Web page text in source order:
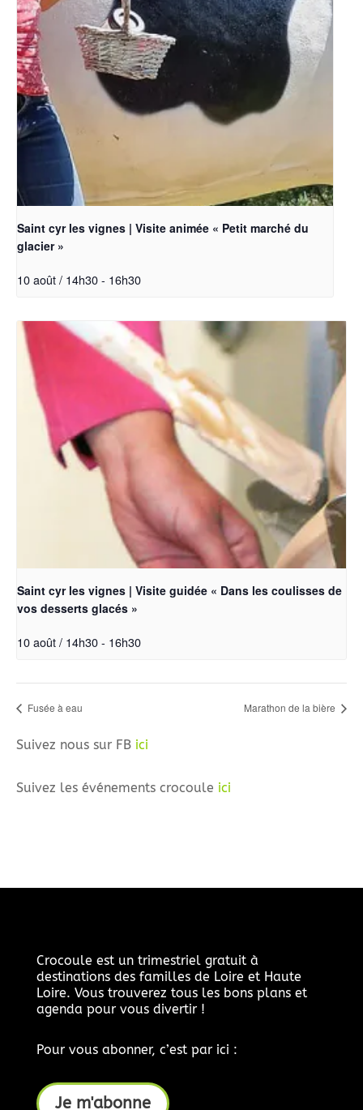
Saint cyr les vignes | Visite animée « Petit marché du
glacier »
10 août / 14h30- 16h30
Saint cyr les vignes | Visite guidée « Dans les coulisses de
vos desserts glacés »
10 août / 14h30- 16h30
Fusée à eau Marathon de la bière
Suivez nous sur FB ici
Suivez les événements crocoule ici
Crocoule est un trimestriel gratuit à
destinations des familles de Loire et Haute
Loire. Vous trouverez tous les bons plans et
agenda pour vous divertir !
Pour vous abonner, c’est par ici :
Je m'abonne